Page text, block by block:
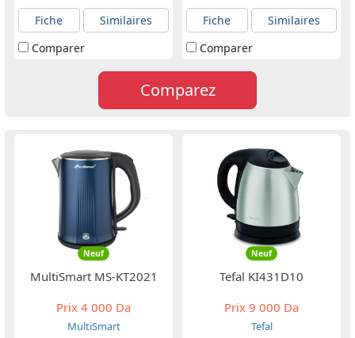
Fiche
Similaires
Comparer
Fiche
Similaires
Comparer
Comparez
Neuf
MultiSmart MS-KT2021
Prix 4 000 Da
MultiSmart
Neuf
Tefal KI431D10
Prix 9 000 Da
Tefal